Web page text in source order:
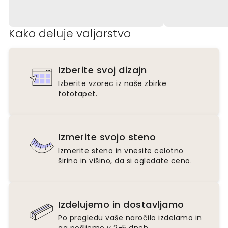
Kako deluje valjarstvo
Izberite svoj dizajn
Izberite vzorec iz naše zbirke
fototapet.
Izmerite svojo steno
Izmerite steno in vnesite celotno
širino in višino, da si ogledate ceno.
Izdelujemo in dostavljamo
Po pregledu vaše naročilo izdelamo in